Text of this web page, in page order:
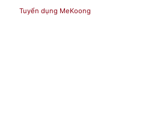
Tuyển dụng MeKoong